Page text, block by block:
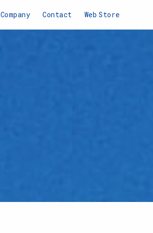
Company Contact Web Store